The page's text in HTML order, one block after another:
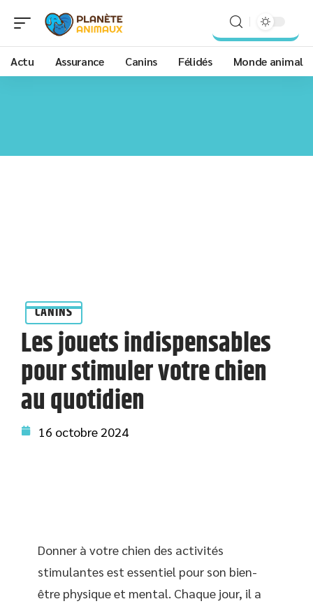
Actu Assurance Canins Félidés Monde animal
CANINS
Les jouets indispensables
pour stimuler votre chien
au quotidien
16 octobre 2024
Donner à votre chien des activités
stimulantes est essentiel pour son bien-
être physique et mental. Chaque jour, il a